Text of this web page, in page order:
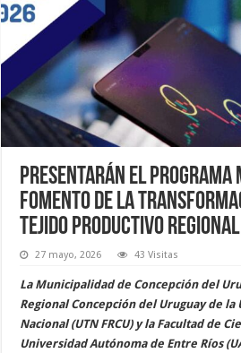
Presentarán el programa
Fomento de la
Tejido Productivo Regional
27 mayo, 2026 43 Visitas
La Municipalidad de Concepción del
Regional Concepción del Uruguay de la
Nacional (UTN FRCU) y la Facultad de
Universidad Autónoma de Entre Ríos